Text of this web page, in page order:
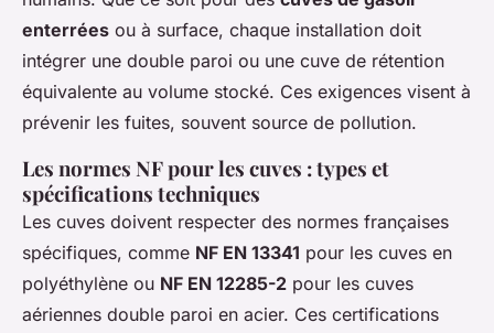
enterrées ou à surface, chaque installation doit
intégrer une double paroi ou une cuve de rétention
équivalente au volume stocké. Ces exigences visent à
prévenir les fuites, souvent source de pollution.
Les normes NF pour les cuves : types et
spécifications techniques
Les cuves doivent respecter des normes françaises
spécifiques, comme NF EN 13341 pour les cuves en
polyéthylène ou NF EN 12285-2 pour les cuves
aériennes double paroi en acier. Ces certifications